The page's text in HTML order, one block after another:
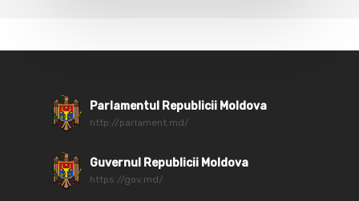
Parlamentul Republicii Moldova
http://parlament.md/
Guvernul Republicii Moldova
https://gov.md/